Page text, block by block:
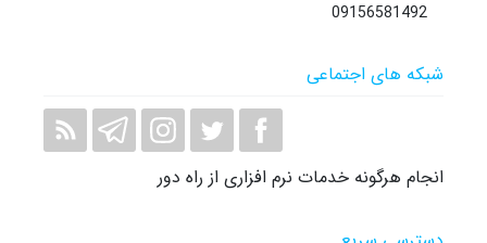
09156581492
شبکه های اجتماعی
انجام هرگونه خدمات نرم افزاری از راه دور